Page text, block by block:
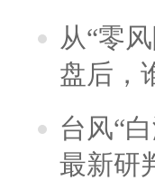
从“零
盘后，
台风“
最新研